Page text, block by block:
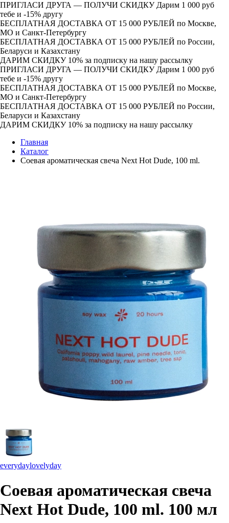
ПРИГЛАСИ ДРУГА — ПОЛУЧИ СКИДКУ Дарим 1 000 руб
тебе и -15% другу
БЕСПЛАТНАЯ ДОСТАВКА ОТ 15 000 РУБЛЕЙ по Москве,
МО и Санкт-Петербургу
БЕСПЛАТНАЯ ДОСТАВКА ОТ 15 000 РУБЛЕЙ по России,
Беларуси и Казахстану
ДАРИМ СКИДКУ 10% за подписку на нашу рассылку
ПРИГЛАСИ ДРУГА — ПОЛУЧИ СКИДКУ Дарим 1 000 руб
тебе и -15% другу
БЕСПЛАТНАЯ ДОСТАВКА ОТ 15 000 РУБЛЕЙ по Москве,
МО и Санкт-Петербургу
БЕСПЛАТНАЯ ДОСТАВКА ОТ 15 000 РУБЛЕЙ по России,
Беларуси и Казахстану
ДАРИМ СКИДКУ 10% за подписку на нашу рассылку
Главная
Каталог
Соевая ароматическая свеча Next Hot Dude, 100 ml.
everydaylovelyday
Соевая ароматическая свеча
Next Hot Dude, 100 ml. 100 мл